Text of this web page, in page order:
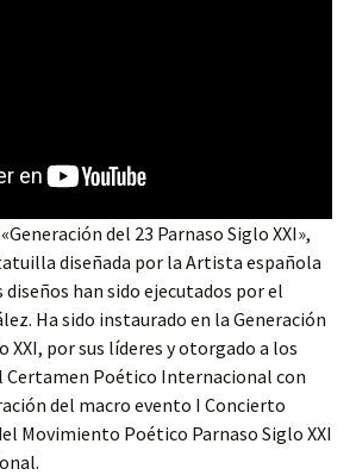
del 23 Parnaso Siglo XXI»,
diseñada por la Artista española
diseños han sido ejecutados por el
Ha sido instaurado en la Generación
XXI, por sus líderes y otorgado a los
Certamen Poético Internacional con
del macro evento I Concierto
Movimiento Poético Parnaso Siglo XXI